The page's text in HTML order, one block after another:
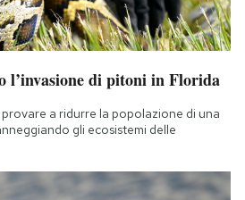
l’invasione di pitoni in Florida
a ridurre la popolazione di una
gli ecosistemi delle